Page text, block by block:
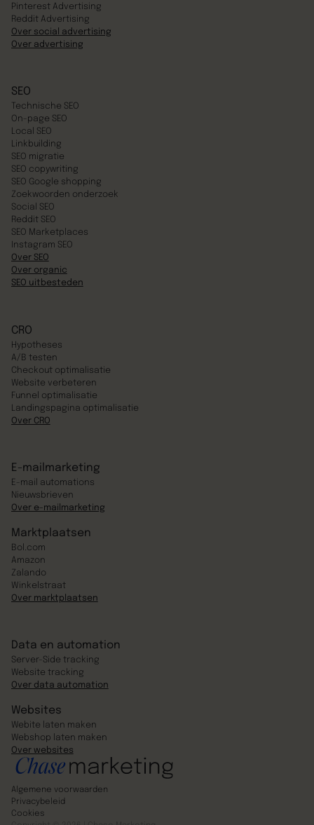
Pinterest Advertising
Reddit Advertising
Over social advertising
Over advertising
SEO
Technische SEO
On-page SEO
Local SEO
Linkbuilding
SEO migratie
SEO copywriting
SEO Google shopping
Zoekwoorden onderzoek
Social SEO
Reddit SEO
SEO Marketplaces
Instagram SEO
Over SEO
Over organic
SEO uitbesteden
CRO
Hypotheses
A/B testen
Checkout optimalisatie
Website verbeteren
Funnel optimalisatie
Landingspagina optimalisatie
Over CRO
E-mailmarketing
E-mail automations
Nieuwsbrieven
Over e-mailmarketing
Marktplaatsen
Bol.com
Amazon
Zalando
Winkelstraat
Over marktplaatsen
Data en automation
Server-Side tracking
Website tracking
Over data automation
Websites
Webite laten maken
Webshop laten maken
Over websites
Algemene voorwaarden
Privacybeleid
Cookies